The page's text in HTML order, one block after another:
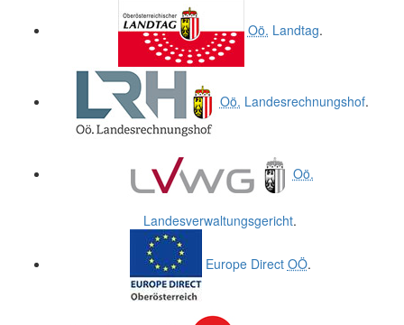
Oö. Landtag.
Oö. Landesrechnungshof.
Oö.
Landesverwaltungsgericht.
Europe Direct OÖ.